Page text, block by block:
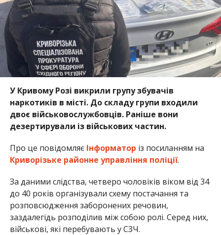
У Кривому Розі викрили групу збувачів
наркотиків в місті. До складу групи входили
двоє військовослужбовців. Раніше вони
дезертирували із військових частин.
Про це повідомляє Інформатор із посиланням на
Криворізьке районне управління поліції.
За даними слідства, четверо чоловіків віком від 34
до 40 років організували схему постачання та
розповсюдження заборонених речовин,
заздалегідь розподілив між собою ролі. Серед них,
військові, які перебувають у СЗЧ.